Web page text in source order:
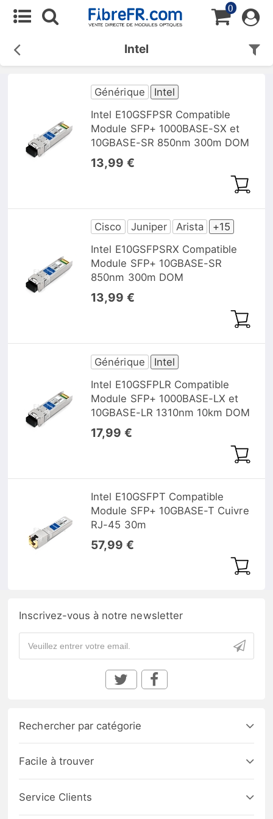
0
Intel
Générique
Intel
Intel E10GSFPSR Compatible
Module SFP+ 1000BASE-SX et
10GBASE-SR 850nm 300m DOM
13,99 €
Cisco Juniper Arista
+15
Intel E10GSFPSRX Compatible
Module SFP+ 10GBASE-SR
850nm 300m DOM
13,99 €
Générique
Intel
Intel E10GSFPLR Compatible
Module SFP+ 1000BASE-LX et
10GBASE-LR 1310nm 10km DOM
17,99 €
Intel E10GSFPT Compatible
Module SFP+ 10GBASE-T Cuivre
RJ-45 30m
57,99 €
Inscrivez-vous à notre newsletter
Rechercher par catégorie
Facile à trouver
Service Clients